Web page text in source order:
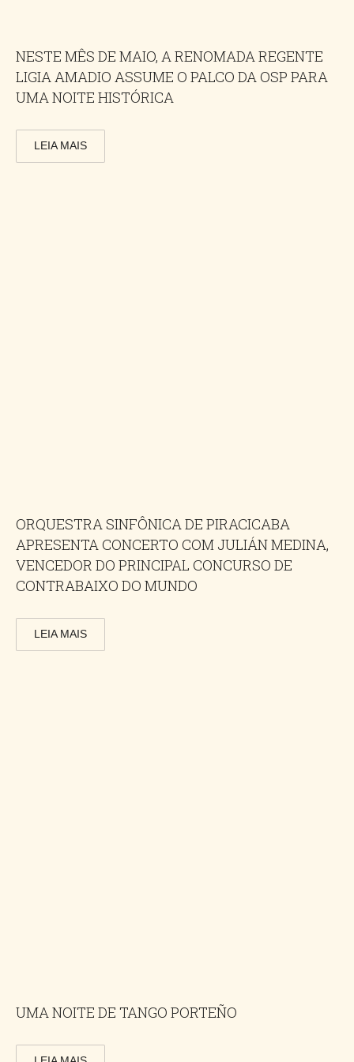
NESTE MÊS DE MAIO, A RENOMADA REGENTE
LIGIA AMADIO ASSUME O PALCO DA OSP PARA
UMA NOITE HISTÓRICA
LEIA MAIS
ORQUESTRA SINFÔNICA DE PIRACICABA
APRESENTA CONCERTO COM JULIÁN MEDINA,
VENCEDOR DO PRINCIPAL CONCURSO DE
CONTRABAIXO DO MUNDO
LEIA MAIS
UMA NOITE DE TANGO PORTEÑO